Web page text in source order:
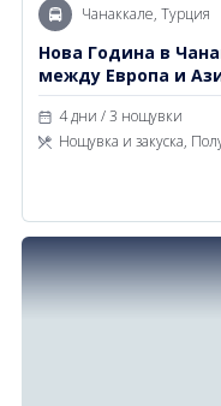
Чанаккале, Турция
Нова Година в
между Европа и
4 дни / 3 нощувки
Нощувка и закуска,